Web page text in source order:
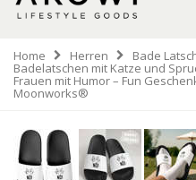
Home Herren Bade
Badelatschen mit Katze und
Frauen mit Humor – Fun
Moonworks®